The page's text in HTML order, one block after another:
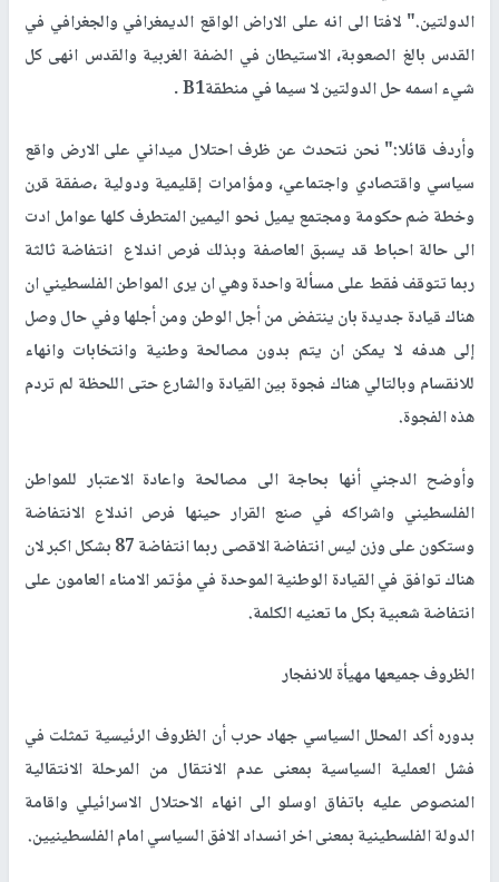
الدولتين." لافتا الى انه على الاراض الواقع الديمغرافي والجغرافي في
القدس بالغ الصعوبة، الاستيطان في الضفة الغربية والقدس انهى كل
شيء اسمه حل الدولتين لا سيما في منطقةB1 .
وأردف قائلا:" نحن نتحدث عن ظرف احتلال ميداني على الارض واقع
سياسي واقتصادي واجتماعي، ومؤامرات إقليمية ودولية ،صفقة قرن
وخطة ضم حكومة ومجتمع يميل نحو اليمين المتطرف كلها عوامل ادت
الى حالة احباط قد يسبق العاصفة وبذلك فرص اندلاع انتفاضة ثالثة
ربما تتوقف فقط على مسألة واحدة وهي ان يرى المواطن الفلسطيني ان
هناك قيادة جديدة بان ينتفض من أجل الوطن ومن أجلها وفي حال وصل
إلى هدفه لا يمكن ان يتم بدون مصالحة وطنية وانتخابات وانهاء
للانقسام وبالتالي هناك فجوة بين القيادة والشارع حتى اللحظة لم تردم
هذه الفجوة.
وأوضح الدجني أنها بحاجة الى مصالحة واعادة الاعتبار للمواطن
الفلسطيني واشراكه في صنع القرار حينها فرص اندلاع الانتفاضة
وستكون على وزن ليس انتفاضة الاقصى ربما انتفاضة 87 بشكل اكبر لان
هناك توافق في القيادة الوطنية الموحدة في مؤتمر الامناء العامون على
انتفاضة شعبية بكل ما تعنيه الكلمة.
الظروف جميعها مهيأة للانفجار
بدوره أكد المحلل السياسي جهاد حرب أن الظروف الرئيسية تمثلت في
فشل العملية السياسية بمعنى عدم الانتقال من المرحلة الانتقالية
المنصوص عليه باتفاق اوسلو الى انهاء الاحتلال الاسرائيلي واقامة
الدولة الفلسطينية بمعنى اخر انسداد الافق السياسي امام الفلسطينيين.